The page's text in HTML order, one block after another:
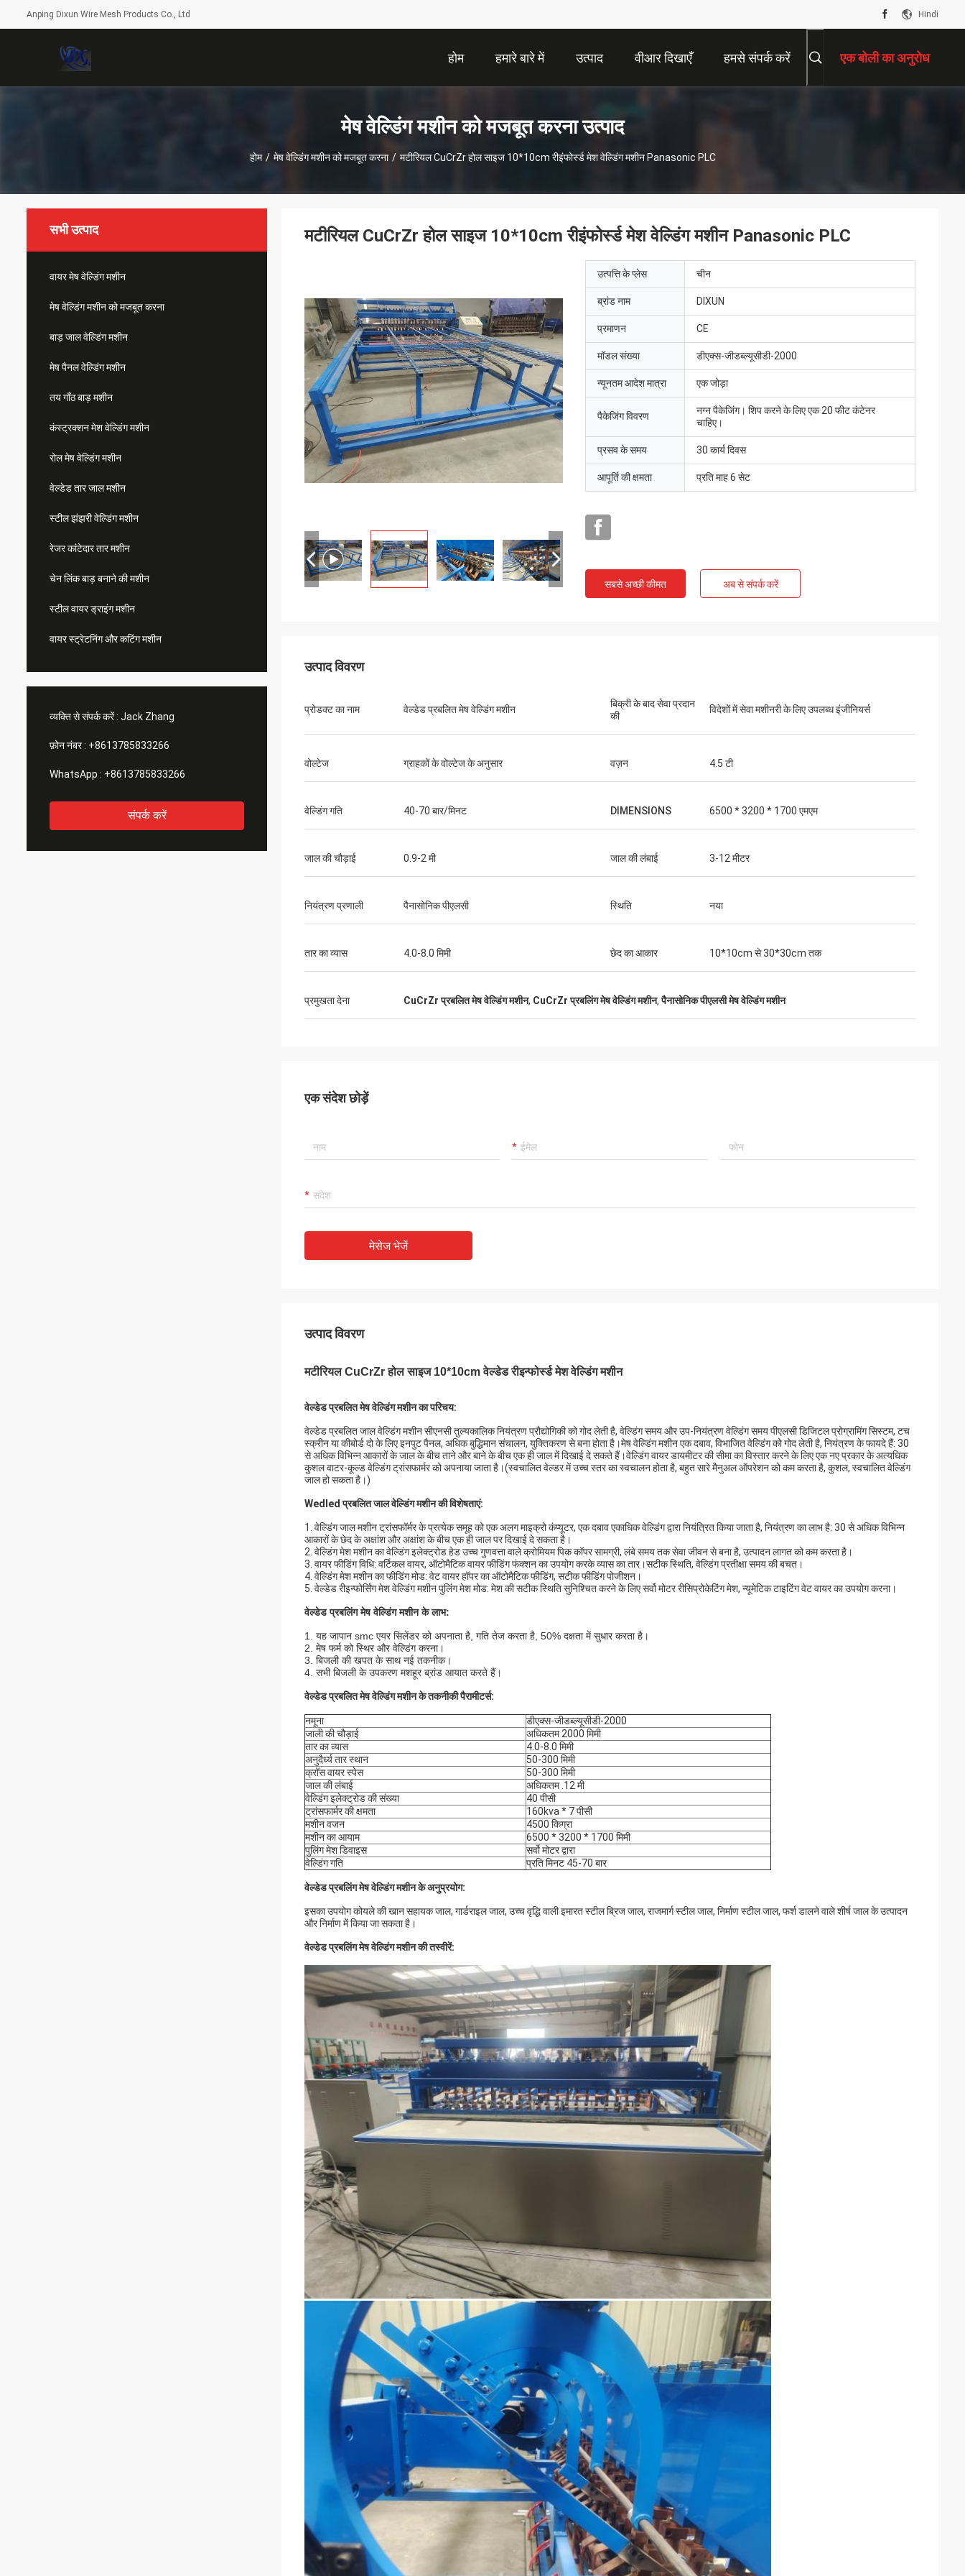
Anping Dixun Wire Mesh Products Co., Ltd Hindi
होम हमारे बारे में उत्पाद वीआर दिखाएँ हमसे संपर्क करें एक बोली का अनुरोध
मेष वेल्डिंग मशीन को मजबूत करना उत्पाद
होम / मेष वेल्डिंग मशीन को मजबूत करना / मटीरियल CuCrZr होल साइज 10*10cm रीइंफोर्स्ड मेश वेल्डिंग मशीन Panasonic PLC
सभी उत्पाद
वायर मेष वेल्डिंग मशीन
मेष वेल्डिंग मशीन को मजबूत करना
बाड़ जाल वेल्डिंग मशीन
मेष पैनल वेल्डिंग मशीन
तय गाँठ बाड़ मशीन
कंस्ट्रक्शन मेश वेल्डिंग मशीन
रोल मेष वेल्डिंग मशीन
वेल्डेड तार जाल मशीन
स्टील झंझरी वेल्डिंग मशीन
रेजर कांटेदार तार मशीन
चेन लिंक बाड़ बनाने की मशीन
स्टील वायर ड्राइंग मशीन
वायर स्ट्रेटनिंग और कटिंग मशीन
व्यक्ति से संपर्क करें : Jack Zhang
फ़ोन नंबर : +8613785833266
WhatsApp : +8613785833266
संपर्क करें
मटीरियल CuCrZr होल साइज 10*10cm रीइंफोर्स्ड मेश वेल्डिंग मशीन Panasonic PLC
उत्पत्ति के प्लेस चीन
ब्रांड नाम DIXUN
प्रमाणन CE
मॉडल संख्या डीएक्स-जीडब्ल्यूसीडी-2000
न्यूनतम आदेश मात्रा एक जोड़ा
पैकेजिंग विवरण
नग्न पैकेजिंग। शिप करने के लिए एक 20 फीट कंटेनर
चाहिए।
प्रसव के समय 30 कार्य दिवस
आपूर्ति की क्षमता प्रति माह 6 सेट
सबसे अच्छी कीमत अब से संपर्क करें
उत्पाद विवरण
प्रोडक्ट का नाम वेल्डेड प्रबलित मेष वेल्डिंग मशीन
बिक्री के बाद सेवा प्रदान
की
विदेशों में सेवा मशीनरी के लिए उपलब्ध इंजीनियर्स
वोल्टेज ग्राहकों के वोल्टेज के अनुसार वज़न 4.5 टी
वेल्डिंग गति 40-70 बार/मिनट DIMENSIONS 6500 * 3200 * 1700 एमएम
जाल की चौड़ाई 0.9-2 मी जाल की लंबाई 3-12 मीटर
नियंत्रण प्रणाली पैनासोनिक पीएलसी स्थिति नया
तार का व्यास 4.0-8.0 मिमी छेद का आकार 10*10cm से 30*30cm तक
प्रमुखता देना CuCrZr प्रबलित मेष वेल्डिंग मशीन, CuCrZr प्रबलिंग मेष वेल्डिंग मशीन,पैनासोनिक पीएलसी मेष वेल्डिंग मशीन
एक संदेश छोड़ें
मेसेज भेजें
उत्पाद विवरण
मटीरियल CuCrZr होल साइज 10*10cm वेल्डेड रीइन्फोर्स्ड मेश वेल्डिंग मशीन
वेल्डेड प्रबलित मेष वेल्डिंग मशीन का परिचय:
वेल्डेड प्रबलित जाल वेल्डिंग मशीन सीएनसी तुल्यकालिक नियंत्रण प्रौद्योगिकी को गोद लेती है, वेल्डिंग समय और उप-नियंत्रण वेल्डिंग समय पीएलसी डिजिटल प्रोग्रामिंग सिस्टम, टच
स्क्रीन या कीबोर्ड दो के लिए इनपुट पैनल, अधिक बुद्धिमान संचालन, युक्तिकरण से बना होता है।मेष वेल्डिंग मशीन एक दबाव, विभाजित वेल्डिंग को गोद लेती है, नियंत्रण के फायदे हैं: 30
से अधिक विभिन्न आकारों के जाल के बीच ताने और बाने के बीच एक ही जाल में दिखाई दे सकते हैं।वेल्डिंग वायर डायमीटर की सीमा का विस्तार करने के लिए एक नए प्रकार के अत्यधिक
कुशल वाटर-कूल्ड वेल्डिंग ट्रांसफार्मर को अपनाया जाता है।(स्वचालित वेल्डर में उच्च स्तर का स्वचालन होता है, बहुत सारे मैनुअल ऑपरेशन को कम करता है, कुशल, स्वचालित वेल्डिंग
जाल हो सकता है।)
Wedled प्रबलित जाल वेल्डिंग मशीन की विशेषताएं:
1. वेल्डिंग जाल मशीन ट्रांसफॉर्मर के प्रत्येक समूह को एक अलग माइक्रो कंप्यूटर, एक दबाव एकाधिक वेल्डिंग द्वारा नियंत्रित किया जाता है, नियंत्रण का लाभ है: 30 से अधिक विभिन्न
आकारों के छेद के अक्षांश और अक्षांश के बीच एक ही जाल पर दिखाई दे सकता है।
2. वेल्डिंग मेश मशीन का वेल्डिंग इलेक्ट्रोड हेड उच्च गुणवत्ता वाले क्रोमियम पिक कॉपर सामग्री, लंबे समय तक सेवा जीवन से बना है, उत्पादन लागत को कम करता है।
3. वायर फीडिंग विधि: वर्टिकल वायर, ऑटोमैटिक वायर फीडिंग फंक्शन का उपयोग करके व्यास का तार।सटीक स्थिति, वेल्डिंग प्रतीक्षा समय की बचत।
4. वेल्डिंग मेश मशीन का फीडिंग मोड: वेट वायर हॉपर का ऑटोमैटिक फीडिंग, सटीक फीडिंग पोजीशन।
5. वेल्डेड रीइन्फोर्सिंग मेश वेल्डिंग मशीन पुलिंग मेश मोड: मेश की सटीक स्थिति सुनिश्चित करने के लिए सर्वो मोटर रीसिप्रोकेटिंग मेश, न्यूमेटिक टाइटिंग वेट वायर का उपयोग करना।
वेल्डेड प्रबलिंग मेष वेल्डिंग मशीन के लाभ:
1. यह जापान smc एयर सिलेंडर को अपनाता है, गति तेज करता है, 50% दक्षता में सुधार करता है।
2. मेष फर्म को स्थिर और वेल्डिंग करना।
3. बिजली की खपत के साथ नई तकनीक।
4. सभी बिजली के उपकरण मशहूर ब्रांड आयात करते हैं।
वेल्डेड प्रबलित मेष वेल्डिंग मशीन के तकनीकी पैरामीटर्स:
नमूना
डीएक्स-जीडब्ल्यूसीडी-2000
जाली की चौड़ाई
अधिकतम 2000 मिमी
तार का व्यास
4.0-8.0 मिमी
अनुदैर्ध्य तार स्थान
50-300 मिमी
क्रॉस वायर स्पेस
50-300 मिमी
जाल की लंबाई
अधिकतम .12 मी
वेल्डिंग इलेक्ट्रोड की संख्या
40 पीसी
ट्रांसफार्मर की क्षमता
160kva * 7 पीसी
मशीन वजन
4500 किग्रा
मशीन का आयाम
6500 * 3200 * 1700 मिमी
पुलिंग मेश डिवाइस
सर्वो मोटर द्वारा
वेल्डिंग गति
प्रति मिनट 45-70 बार
वेल्डेड प्रबलिंग मेष वेल्डिंग मशीन के अनुप्रयोग:
इसका उपयोग कोयले की खान सहायक जाल, गार्डराइल जाल, उच्च वृद्धि वाली इमारत स्टील ब्रिज जाल, राजमार्ग स्टील जाल, निर्माण स्टील जाल, फर्श डालने वाले शीर्ष जाल के उत्पादन
और निर्माण में किया जा सकता है।
वेल्डेड प्रबलिंग मेष वेल्डिंग मशीन की तस्वीरें: